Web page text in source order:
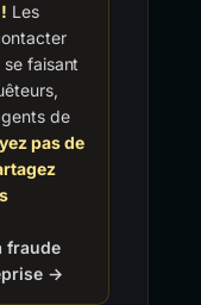
Les
faisant
de
pas de
fraude
→